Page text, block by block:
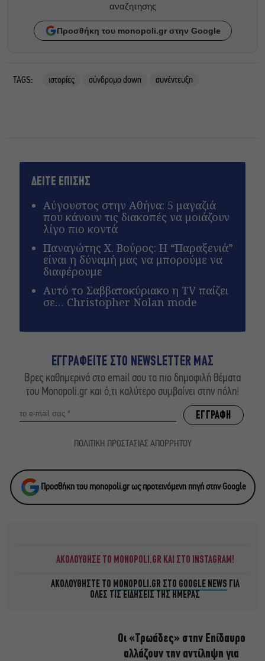
αναζητησης
Προσθήκη του monopoli.gr στην Google
TAGS: ιστορίες σύνδρομο down συνέντευξη
ΔΕΙΤΕ ΕΠΙΣΗΣ
Αύγουστος στην Αθήνα: 5 μαγαζιά
που κάνουν τις διακοπές να μοιάζουν
λίγο πιο κοντά
Παναγώτης Χ. Βούρος: Η “Παραξενιά”
είναι η δύναμή μας να μπορούμε να
διαφέρουμε
Αυτό το Σαββατοκύριακο η TV παίζει
σε… Christopher Nolan mode
ΕΓΓΡΑΦΕΙΤΕ ΣΤΟ NEWSLETTER ΜΑΣ
Βρες καθημερινά στο email σου τα πιο δημοφιλή θέματα
του Monopoli.gr και ό,τι καλύτερο συμβαίνει στην πόλη!
ΠΟΛΙΤΙΚΗ ΠΡΟΣΤΑΣΙΑΣ ΑΠΟΡΡΗΤΟΥ
Προσθήκη του monopoli.gr ως προτεινόμενη πηγή στην Google
ΑΚΟΛΟΥΘΗΣΕ ΤΟ MONOPOLI.GR ΚΑΙ ΣΤΟ INSTAGRAM!
ΑΚΟΛΟΥΘΗΣΤΕ ΤΟ MONOPOLI.GR ΣΤΟ GOOGLE NEWS ΓΙΑ
ΟΛΕΣ ΤΙΣ ΕΙΔΗΣΕΙΣ ΤΗΣ ΗΜΕΡΑΣ
Οι «Τρωάδες» στην Επίδαυρο
αλλάζουν την αντίληψη για